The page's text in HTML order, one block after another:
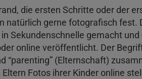
die ersten Schritte oder der
natürlich gerne fotografisch fest.
Sekundenschnelle gemacht und
online veröffentlicht. Der
“parenting” (Elternschaft)
Fotos ihrer Kinder online